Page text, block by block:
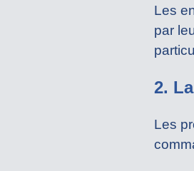
Les
par
2.
Les